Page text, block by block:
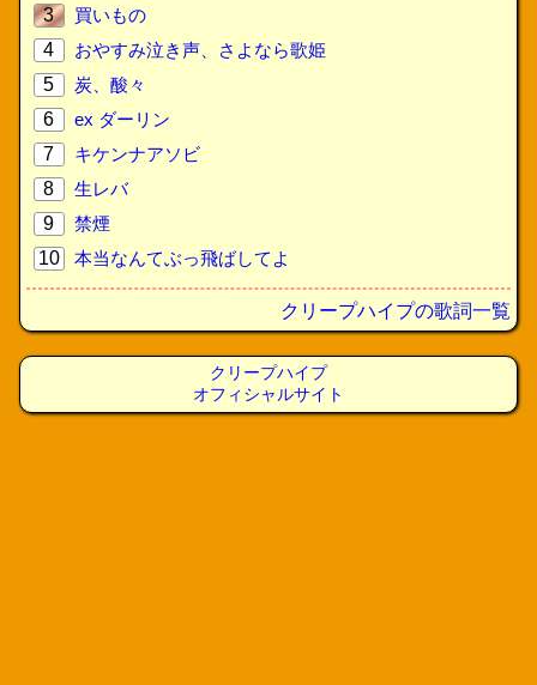
3
買いもの
4
おやすみ泣き声、さよなら歌姫
5
炭、酸々
6
ex ダーリン
7
キケンナアソビ
8
生レバ
9
禁煙
10
本当なんてぶっ飛ばしてよ
クリープハイプの歌詞一覧
クリープハイプ
オフィシャルサイト